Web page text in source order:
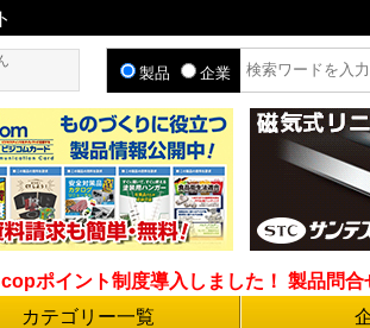
製品 企業
ポイント制度導入しました！ 製品問
カテゴリー一覧